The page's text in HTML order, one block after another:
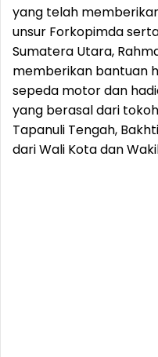
yang telah
unsur Forkopimda
Sumatera Utara,
memberikan bantuan
sepeda motor dan
yang berasal dari
Tapanuli Tengah,
dari Wali Kota dan